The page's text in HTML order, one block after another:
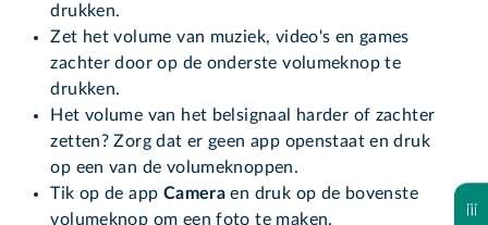
drukken.
Zet het volume van muziek, video's en games
zachter door op de onderste volumeknop te
drukken.
Het volume van het belsignaal harder of zachter
zetten? Zorg dat er geen app openstaat en druk
op een van de volumeknoppen.
Tik op de app Cameraen druk op de bovenste
volumeknop om een foto te maken.